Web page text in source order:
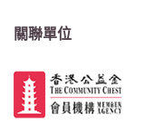
關聯單位